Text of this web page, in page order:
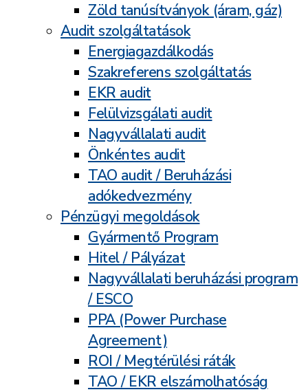
Zöld tanúsítványok (áram, gáz)
Audit szolgáltatások
Energiagazdálkodás
Szakreferens szolgáltatás
EKR audit
Felülvizsgálati audit
Nagyvállalati audit
Önkéntes audit
TAO audit / Beruházási
adókedvezmény
Pénzügyi megoldások
Gyármentő Program
Hitel / Pályázat
Nagyvállalati beruházási program
/ ESCO
PPA (Power Purchase
Agreement)
ROI / Megtérülési ráták
TAO / EKR elszámolhatóság